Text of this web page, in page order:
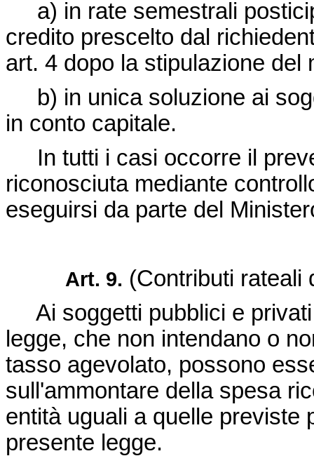
a) in rate semestrali
credito prescelto dal
art. 4 dopo la stipulazione del
b) in unica soluzione ai
in conto capitale.
In tutti i casi occorre il
riconosciuta mediante
eseguirsi da parte del
Art. 9. (Contributi rateali
Ai soggetti pubblici e privati
legge, che non intendano o
tasso agevolato, possono
sull'ammontare della spesa
entità uguali a quelle previste
presente legge.